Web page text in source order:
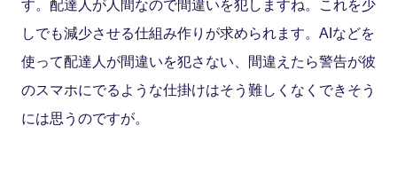
す。配達人が人間なので間違いを犯しますね。これを少
しでも減少させる仕組み作りが求められます。AIなどを
使って配達人が間違いを犯さない、間違えたら警告が彼
のスマホにでるような仕掛けはそう難しくなくできそう
には思うのですが。